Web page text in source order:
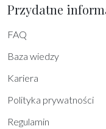
Przydatne
FAQ
Baza wiedzy
Kariera
Polityka prywatności
Regulamin